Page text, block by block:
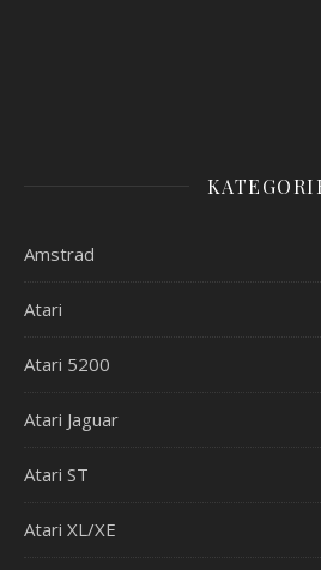
Amstrad
Atari
Atari 5200
Atari Jaguar
Atari ST
Atari XL/XE